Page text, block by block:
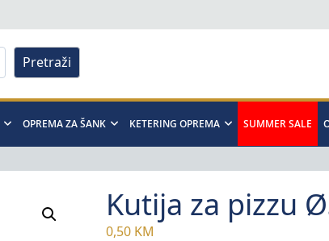
Pretraži
OPREMA ZA ŠANK KETERING OPREMA SUMMER SALE
Kutija za pizzu
0,50 KM